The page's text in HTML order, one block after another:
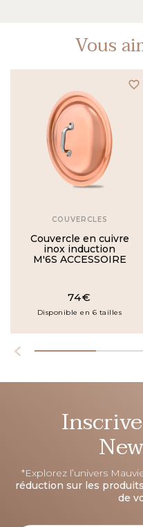
Vous
favorite_border
COUVERCLES
Couvercle en cuivre
inox induction
M'6S ACCESSOIRE
74€
Disponible en 6 tailles
*Explorez l’univers
réduction sur les
de